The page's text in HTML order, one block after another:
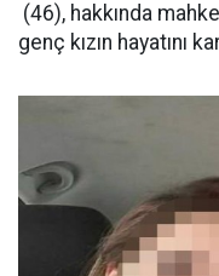
(46), hakkında
genç kızın hayatını